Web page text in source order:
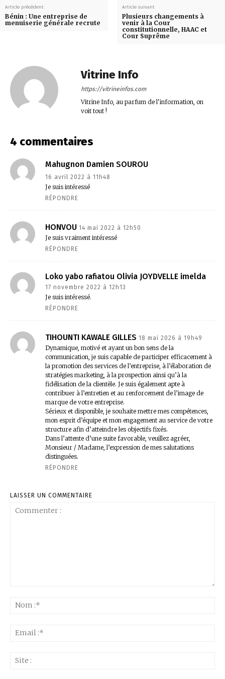
Article précédent
Bénin : Une entreprise de
menuiserie générale recrute
Article suivant
Plusieurs changements à
venir à la Cour
constitutionnelle, HAAC et
Cour Suprême
Vitrine Info
https://vitrineinfos.com
Vitrine Info, au parfum de l'information, on
voit tout !
4 commentaires
Mahugnon Damien SOUROU
16 avril 2022 à 11h48
Je suis intéressé
RÉPONDRE
HONVOU 14 mai 2022 à 12h50
Je suis vraiment intéressé
RÉPONDRE
Loko yabo rafiatou Olivia JOYDVELLE imelda
17 novembre 2022 à 12h13
Je suis intéressé.
RÉPONDRE
TIHOUNTI KAWALE GILLES 18 mai 2026 à 19h49
Dynamique, motivé et ayant un bon sens de la
communication, je suis capable de participer efficacement à
la promotion des services de l’entreprise, à l’élaboration de
stratégies marketing, à la prospection ainsi qu’à la
fidélisation de la clientèle. Je suis également apte à
contribuer à l’entretien et au renforcement de l’image de
marque de votre entreprise.
Sérieux et disponible, je souhaite mettre mes compétences,
mon esprit d’équipe et mon engagement au service de votre
structure afin d’atteindre les objectifs fixés.
Dans l’attente d’une suite favorable, veuillez agréer,
Monsieur / Madame, l’expression de mes salutations
distinguées.
RÉPONDRE
LAISSER UN COMMENTAIRE